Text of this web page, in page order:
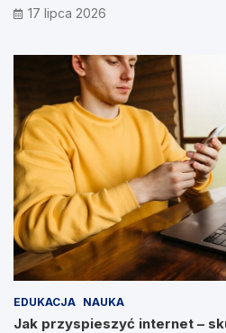
17 lipca 2026
EDUKACJA NAUKA
Jak przyspieszyć internet –